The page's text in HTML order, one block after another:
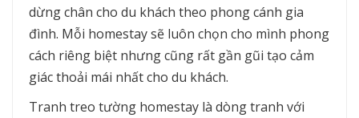
dừng chân cho du khách theo phong cánh gia
đình. Mỗi homestay sẽ luôn chọn cho mình phong
cách riêng biệt nhưng cũng rất gần gũi tạo cảm
giác thoải mái nhất cho du khách.
Tranh treo tường homestay là dòng tranh với